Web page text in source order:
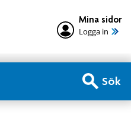
Mina sidor
Logga in
Sök